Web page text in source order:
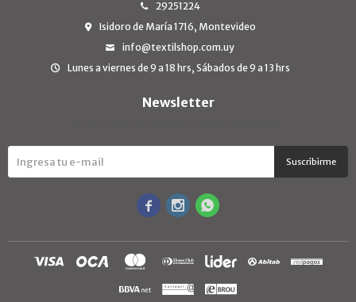
29251224
Isidoro de María 1716, Montevideo
info@textilshop.com.uy
Lunes a viernes de 9 a 18 hrs, Sábados de 9 a 13 hrs
Newsletter
Suscribirme
  